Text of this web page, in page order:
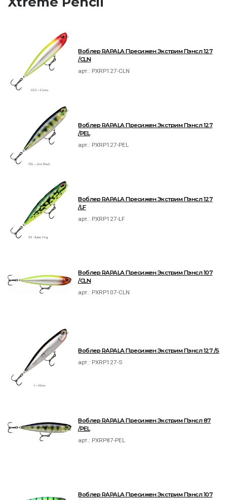
Воблер RAPALA Пресижен Экстрим Пэнсл 127
/CLN
арт.: PXRP127-CLN
Воблер RAPALA Пресижен Экстрим Пэнсл 127
/PEL
арт.: PXRP127-PEL
Воблер RAPALA Пресижен Экстрим Пэнсл 127
/LF
арт.: PXRP127-LF
Воблер RAPALA Пресижен Экстрим Пэнсл 107
/CLN
арт.: PXRP107-CLN
Воблер RAPALA Пресижен Экстрим Пэнсл 127 /S
арт.: PXRP127-S
Воблер RAPALA Пресижен Экстрим Пэнсл 87
/PEL
арт.: PXRP87-PEL
Воблер RAPALA Пресижен Экстрим Пэнсл 107